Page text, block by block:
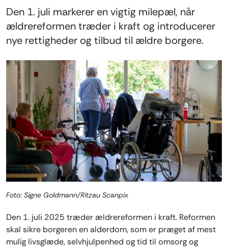
Den 1. juli markerer en vigtig milepæl, når
ældrereformen træder i kraft og introducerer
nye rettigheder og tilbud til ældre borgere.
Foto: Signe Goldmann/Ritzau Scanpix
Den 1. juli 2025 træder ældrereformen i kraft. Reformen
skal sikre borgeren en alderdom, som er præget af mest
mulig livsglæde, selvhjulpenhed og tid til omsorg og